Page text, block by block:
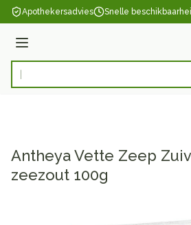
Ga naar de inhoud
Apothekersadvies Snelle
Menu
Product, merk, categorie...
Antheya Vette Zeep
zeezout 100g